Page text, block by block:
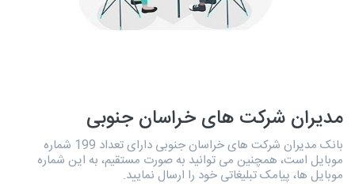
مدیران شرکت های خراسان جنوبی
بانک مدیران شرکت های خراسان جنوبی دارای تعداد 199 شماره
موبایل است، همچنین می توانید به صورت مستقیم، به این شماره
موبایل ها، پیامک تبلیغاتی خود را ارسال نمایید.